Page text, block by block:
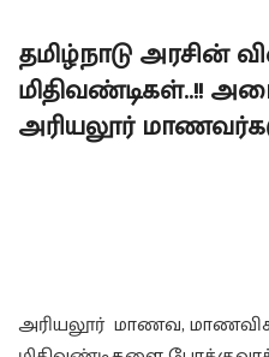
தமிழ்நாடு அரசின்
மிதிவண்டிகள்..!!
அரியலூர்
அரியலூர் மாணவ,